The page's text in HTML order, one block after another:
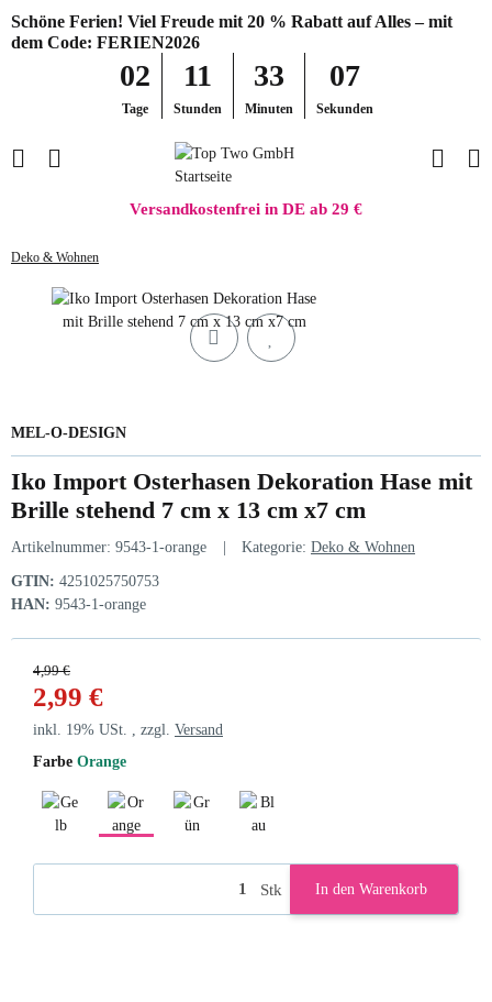
Schöne Ferien! Viel Freude mit 20 % Rabatt auf Alles – mit
dem Code: FERIEN2026
02
Tage
11
Stunden
33
Minuten
07
Sekunden
Versandkostenfrei in DE ab 29 €
Deko & Wohnen
MEL-O-DESIGN
Iko Import Osterhasen Dekoration Hase mit
Brille stehend 7 cm x 13 cm x7 cm
Artikelnummer: 9543-1-orange Kategorie: Deko & Wohnen
GTIN: 4251025750753
HAN: 9543-1-orange
4,99 €
2,99 €
inkl. 19% USt. , zzgl. Versand
Farbe Orange
Stk In den Warenkorb